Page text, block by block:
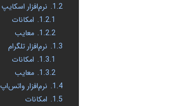
1.2. نرم‌افزار اسکایپ
1.2.1. امکانات
1.2.2. معایب
1.3. نرم‌افزار تلگرام
1.3.1. امکانات
1.3.2. معایب
1.4. نرم‌افزار واتس‌اپ
1.5. امکانات